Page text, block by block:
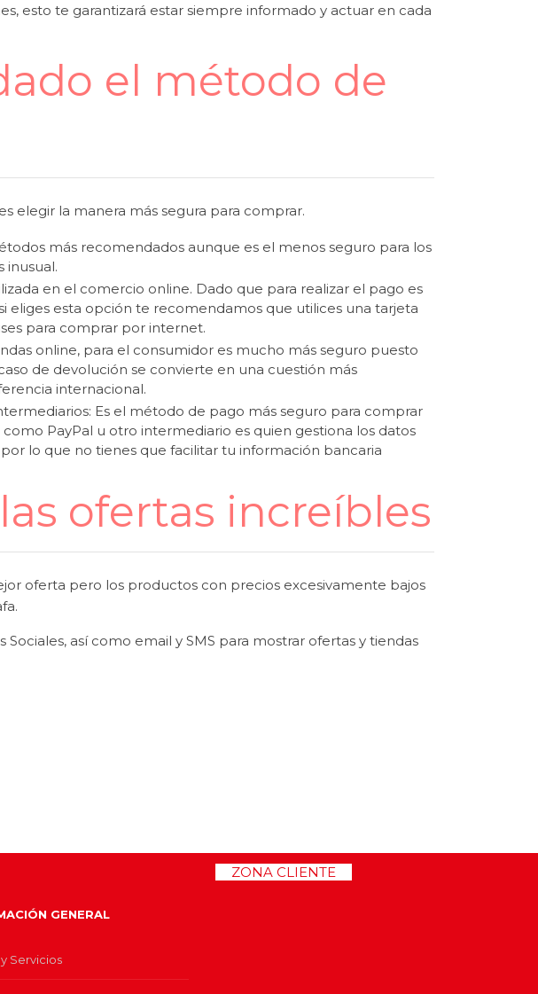
esto te garantizará estar siempre informado y actuar en cada
el método de
elegir la manera más segura para comprar.
más recomendados aunque es el menos seguro para los
inusual.
en el comercio online. Dado que para realizar el pago es
eliges esta opción te recomendamos que utilices una tarjeta
para comprar por internet.
online, para el consumidor es mucho más seguro puesto
de devolución se convierte en una cuestión más
internacional.
Es el método de pago más seguro para comprar
PayPal u otro intermediario es quien gestiona los datos
lo que no tienes que facilitar tu información bancaria
ofertas increíbles
oferta pero los productos con precios excesivamente bajos
así como email y SMS para mostrar ofertas y tiendas
GENERAL
Servicios
ZONA CLIENTE